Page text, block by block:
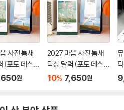
사진 틈새
(포토 데스크
원
2027 마음 사진 틈새
탁상 달력 (포토 데스크
캘린더)
10% 7,650원